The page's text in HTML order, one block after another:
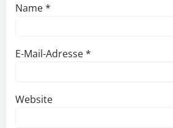
Name*
E-Mail-Adresse*
Website